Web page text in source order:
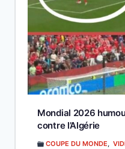
Mondial 2026
contre l’Algérie
COUPE DU MONDE,